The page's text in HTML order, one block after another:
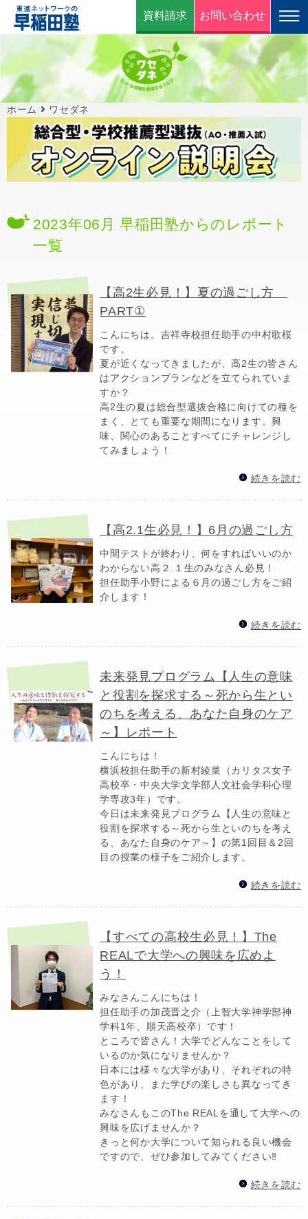
資料請求 お問い合わせ
ホーム ワセダネ
2023年06月 早稲田塾からのレポート
一覧
【高2生必見！】夏の過ごし方
PART①
こんにちは。吉祥寺校担任助手の中村歌桜
です。
夏が近くなってきましたが、高2生の皆さん
はアクションプランなどを立てられていま
すか？
高2生の夏は総合型選抜合格に向けての種を
まく、とても重要な期間になります。興
味、関心のあることすべてにチャレンジし
てみましょう！
続きを読む
【高2.1生必見！】6月の過ごし方
中間テストが終わり、何をすればいいのか
わからない高２.１生のみなさん必見！
担任助手小野による６月の過ごし方をご紹
介します！
続きを読む
未来発見プログラム【人生の意味
と役割を探求する～死から生とい
のちを考える、あなた自身のケア
～】レポート
こんにちは！
横浜校担任助手の新村綾菜（カリタス女子
高校卒・中央大学文学部人文社会学科心理
学専攻3年）です。
今日は未来発見プログラム【人生の意味と
役割を探求する～死から生といのちを考え
る、あなた自身のケア～】の第1回目＆2回
目の授業の様子をご紹介します。
続きを読む
【すべての高校生必見！】The
REALで大学への興味を広めよ
う！
みなさんこんにちは！
担任助手の加茂晋之介（上智大学神学部神
学科1年、順天高校卒）です！
ところで皆さん！大学でどんなことをして
いるのか気になりませんか？
日本には様々な大学があり、それぞれの特
色があり、また学びの楽しさも異なってき
ます！
みなさんもこのThe REALを通して大学への
興味を広げませんか？
きっと何か大学について知られる良い機会
ですので、ぜひ参加してみてください‼
続きを読む